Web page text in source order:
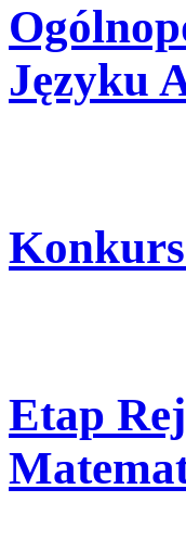
Języku
Etap